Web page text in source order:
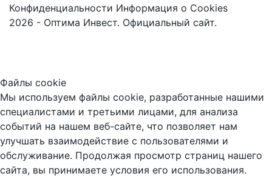
Конфиденциальности Информация о Cookies
2026 - Оптима Инвест. Официальный сайт.
Файлы cookie
Мы используем файлы cookie, разработанные нашими
специалистами и третьими лицами, для анализа
событий на нашем веб-сайте, что позволяет нам
улучшать взаимодействие с пользователями и
обслуживание. Продолжая просмотр страниц нашего
сайта, вы принимаете условия его использования.